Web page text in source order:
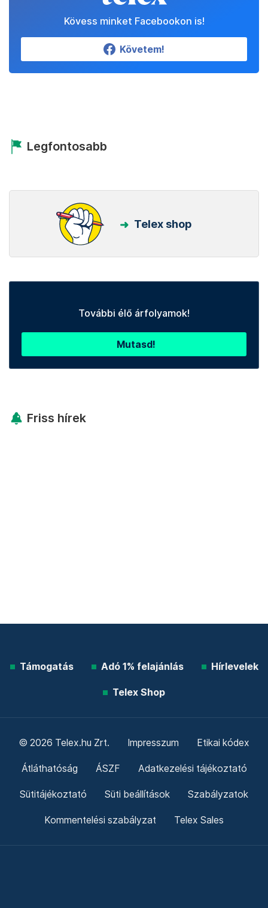
Kövess minket Facebookon is!
Követem!
Legfontosabb
Telex shop
További élő árfolyamok!
Mutasd!
Friss hírek
Támogatás Adó 1% felajánlás Hírlevelek
Telex Shop
© 2026 Telex.hu Zrt. Impresszum Etikai kódex
Átláthatóság ÁSZF Adatkezelési tájékoztató
Sütitájékoztató Süti beállítások Szabályzatok
Kommentelési szabályzat Telex Sales